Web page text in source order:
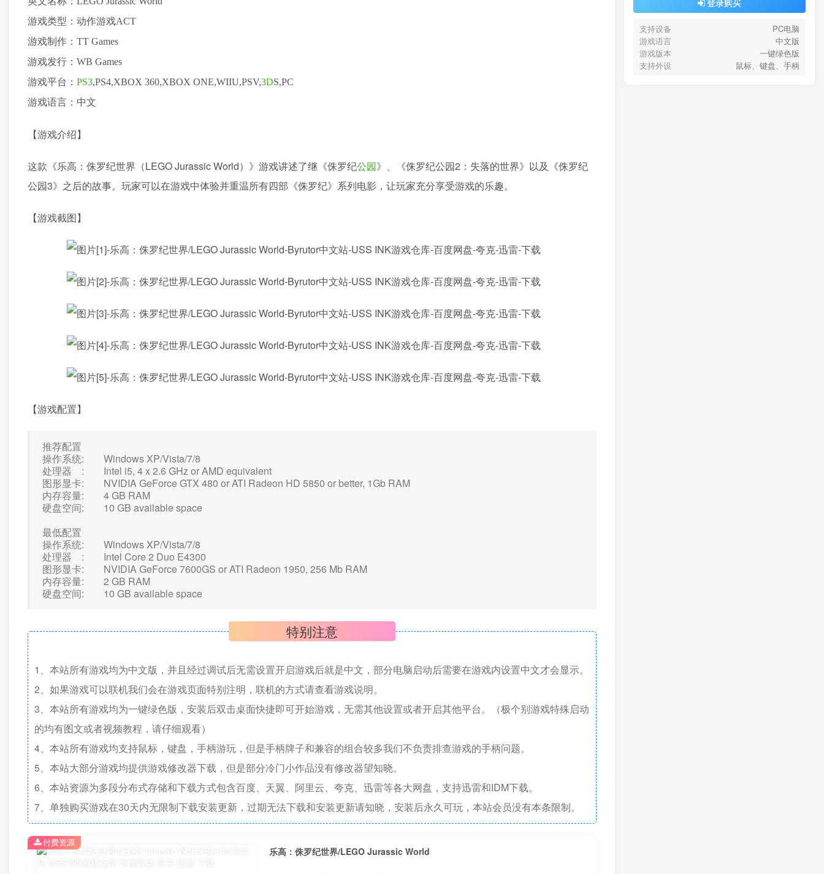
游戏类型：动作游戏ACT
游戏制作：TT Games
游戏发行：WB Games
游戏平台： PS3,PS4,XBOX 360,XBOX ONE,WIIU,PSV,3DS,PC
游戏语言：中文
【游戏介绍】
这款《乐高：侏罗纪世界（LEGO Jurassic World）》游戏讲述了继《侏罗纪公园》、《侏罗纪公园2：失落的世界》以及《侏罗纪
公园3》之后的故事。玩家可以在游戏中体验并重温所有四部《侏罗纪》系列电影，让玩家充分享受游戏的乐趣。
【游戏截图】
【游戏配置】
推荐配置
操作系统: Windows XP/Vista/7/8
处理器 : Intel i5, 4 x 2.6 GHz or AMD equivalent
图形显卡: NVIDIA GeForce GTX 480 or ATI Radeon HD 5850 or better, 1Gb RAM
内存容量: 4 GB RAM
硬盘空间: 10 GB available space
最低配置
操作系统: Windows XP/Vista/7/8
处理器 : Intel Core 2 Duo E4300
图形显卡: NVIDIA GeForce 7600GS or ATI Radeon 1950, 256 Mb RAM
内存容量: 2 GB RAM
硬盘空间: 10 GB available space
特别注意
1、本站所有游戏均为中文版，并且经过调试后无需设置开启游戏后就是中文，部分电脑启动后需要在游戏内设置中文才会显示。
2、如果游戏可以联机我们会在游戏页面特别注明，联机的方式请查看游戏说明。
3、本站所有游戏均为一键绿色版，安装后双击桌面快捷即可开始游戏，无需其他设置或者开启其他平台。（极个别游戏特殊启动
的均有图文或者视频教程，请仔细观看）
4、本站所有游戏均支持鼠标，键盘，手柄游玩，但是手柄牌子和兼容的组合较多我们不负责排查游戏的手柄问题。
5、本站大部分游戏均提供游戏修改器下载，但是部分冷门小作品没有修改器望知晓。
6、本站资源为多段分布式存储和下载方式包含百度、天翼、阿里云、夸克、迅雷等各大网盘，支持迅雷和IDM下载。
7、单独购买游戏在30天内无限制下载安装更新，过期无法下载和安装更新请知晓，安装后永久可玩，本站会员没有本条限制。
乐高：侏罗纪世界/LEGO Jurassic World
付费资源
支持设备
PC电脑
游戏语言
中文版
游戏版本
一键绿色版
支持外设
鼠标、键盘、手柄